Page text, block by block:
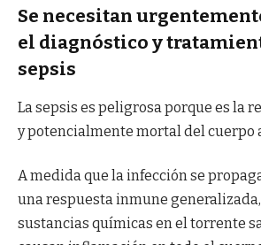
Se necesitan
el diagnóstico y
sepsis
La sepsis es peligrosa porque es la
y potencialmente mortal del cuerpo
A medida que la infección se
una respuesta inmune
sustancias químicas en el torrente